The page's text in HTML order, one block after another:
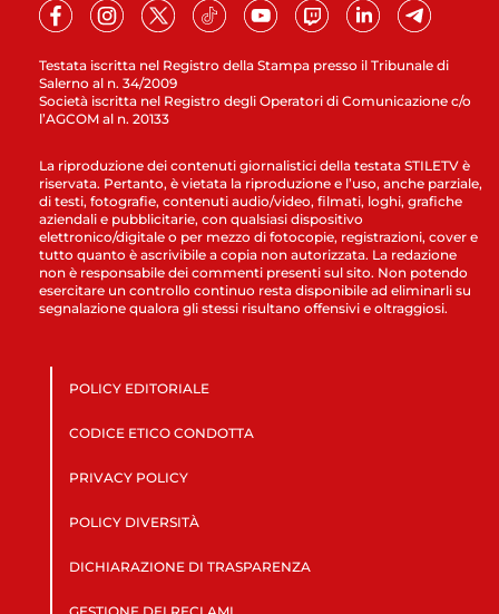
Testata iscritta nel Registro della Stampa presso il Tribunale di
Salerno al n. 34/2009
Società iscritta nel Registro degli Operatori di Comunicazione c/o
l’AGCOM al n. 20133
La riproduzione dei contenuti giornalistici della testata STILETV è
riservata. Pertanto, è vietata la riproduzione e l’uso, anche parziale,
di testi, fotografie, contenuti audio/video, filmati, loghi, grafiche
aziendali e pubblicitarie, con qualsiasi dispositivo
elettronico/digitale o per mezzo di fotocopie, registrazioni, cover e
tutto quanto è ascrivibile a copia non autorizzata. La redazione
non è responsabile dei commenti presenti sul sito. Non potendo
esercitare un controllo continuo resta disponibile ad eliminarli su
segnalazione qualora gli stessi risultano offensivi e oltraggiosi.
POLICY EDITORIALE
CODICE ETICO CONDOTTA
PRIVACY POLICY
POLICY DIVERSITÀ
DICHIARAZIONE DI TRASPARENZA